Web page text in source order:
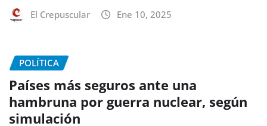
El Crepuscular Ene 10, 2025
POLÍTICA
Países más seguros ante una
hambruna por guerra nuclear, según
simulación